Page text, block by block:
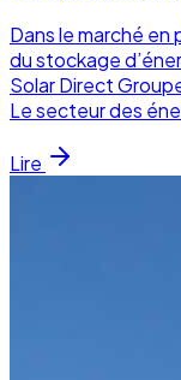
Dans le marché
du stockage
Solar Direct
Le secteur des
Lire